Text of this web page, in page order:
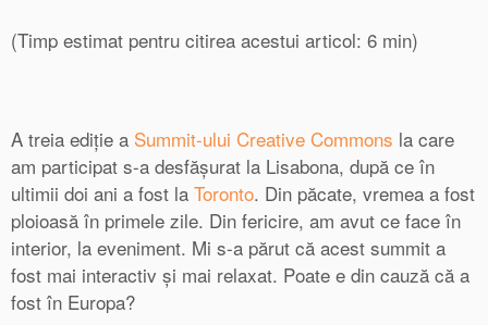
(Timp estimat pentru citirea acestui articol: 6 min)
A treia ediție a Summit-ului Creative Commons la care
am participat s-a desfășurat la Lisabona, după ce în
ultimii doi ani a fost la Toronto. Din păcate, vremea a fost
ploioasă în primele zile. Din fericire, am avut ce face în
interior, la eveniment. Mi s-a părut că acest summit a
fost mai interactiv și mai relaxat. Poate e din cauză că a
fost în Europa?